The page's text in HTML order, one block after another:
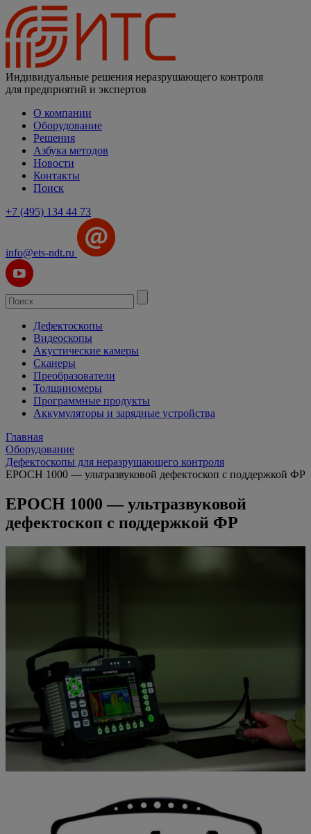
Индивидуальные решения неразрушающего контроля
для предприятий и экспертов
О компании
Оборудование
Решения
Азбука методов
Новости
Контакты
Поиск
+7 (495) 134 44 73
info@ets-ndt.ru
Дефектоскопы
Видеоскопы
Акустические камеры
Сканеры
Преобразователи
Толщиномеры
Программные продукты
Аккумуляторы и зарядные устройства
Главная
Оборудование
Дефектоскопы для неразрушающего контроля
EPOCH 1000 — ультразвуковой дефектоскоп с поддержкой ФР
EPOCH 1000 — ультразвуковой
дефектоскоп с поддержкой ФР